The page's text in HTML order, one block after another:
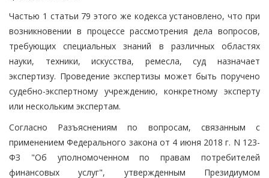
Частью 1 статьи 79 этого же кодекса установлено, что при
возникновении в процессе рассмотрения дела вопросов,
требующих специальных знаний в различных областях
науки, техники, искусства, ремесла, суд назначает
экспертизу. Проведение экспертизы может быть поручено
судебно-экспертному учреждению, конкретному эксперту
или нескольким экспертам.
Согласно Разъяснениям по вопросам, связанным с
применением Федерального закона от 4 июня 2018 г. N 123-
ФЗ "Об уполномоченном по правам потребителей
финансовых услуг", утвержденным Президиумом